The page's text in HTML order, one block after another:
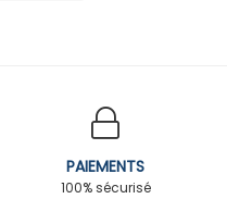
PAIEMENTS
100% sécurisé